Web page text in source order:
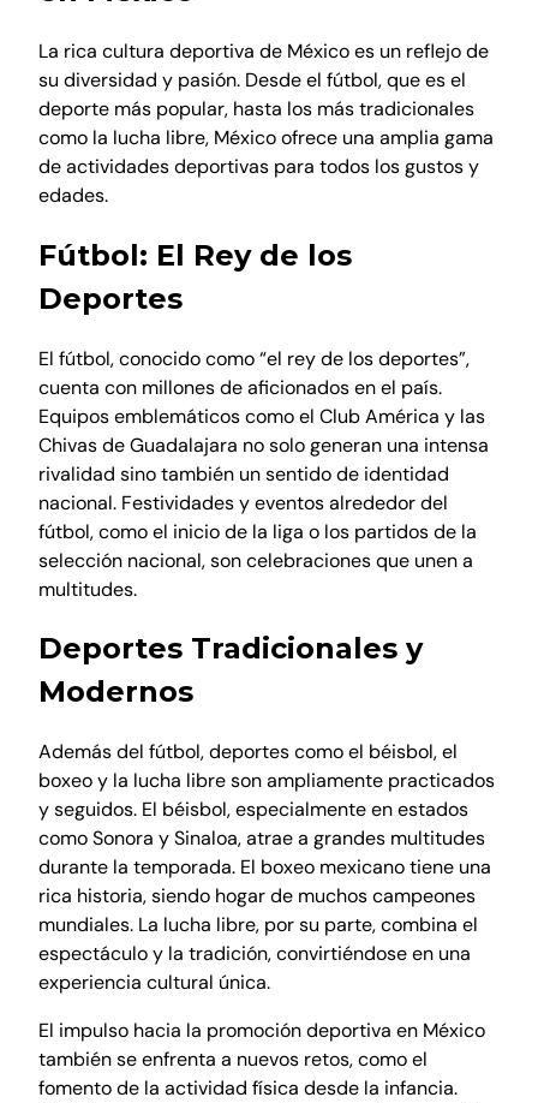
La rica cultura deportiva de México es un reflejo de
su diversidad y pasión. Desde el fútbol, que es el
deporte más popular, hasta los más tradicionales
como la lucha libre, México ofrece una amplia gama
de actividades deportivas para todos los gustos y
edades.
Fútbol: El Rey de los
Deportes
El fútbol, conocido como “el rey de los deportes”,
cuenta con millones de aficionados en el país.
Equipos emblemáticos como el Club América y las
Chivas de Guadalajara no solo generan una intensa
rivalidad sino también un sentido de identidad
nacional. Festividades y eventos alrededor del
fútbol, como el inicio de la liga o los partidos de la
selección nacional, son celebraciones que unen a
multitudes.
Deportes Tradicionales y
Modernos
Además del fútbol, deportes como el béisbol, el
boxeo y la lucha libre son ampliamente practicados
y seguidos. El béisbol, especialmente en estados
como Sonora y Sinaloa, atrae a grandes multitudes
durante la temporada. El boxeo mexicano tiene una
rica historia, siendo hogar de muchos campeones
mundiales. La lucha libre, por su parte, combina el
espectáculo y la tradición, convirtiéndose en una
experiencia cultural única.
El impulso hacia la promoción deportiva en México
también se enfrenta a nuevos retos, como el
fomento de la actividad física desde la infancia.